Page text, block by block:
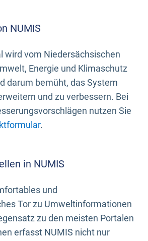
NUMIS
wird vom Niedersächsischen
Energie und Klimaschutz
darum bemüht, das System
und zu verbessern. Bei
nutzen Sie
.
in NUMIS
und
Tor zu Umweltinformationen
zu den meisten Portalen
erfasst NUMIS nicht nur